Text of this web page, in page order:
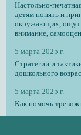
Настольно-
детям понять и
окружающих,
внимание,
5 марта 2025 г.
Стратегии и
дошкольного
5 марта 2025 г.
Как помочь